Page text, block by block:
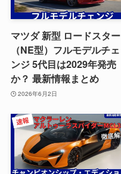
マツダ 新型 ロードスター
（NE型）フルモデルチェ
ンジ 5代目は2029年発売
か？ 最新情報まとめ
2026年6月2日